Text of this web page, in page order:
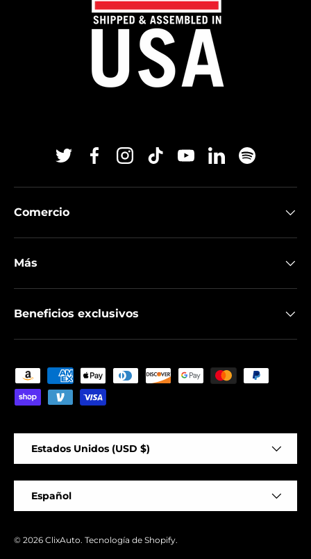
TwitterFacebookInstagram
TikTokYouTubeLinkedinSpotify
Comercio
Más
Beneficios exclusivos
Formas de pago aceptadas
Estados Unidos (USD $)
Español
© 2026 ClixAuto. Tecnología de Shopify.